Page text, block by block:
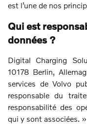
est l’une de nos
Qui est
données ?
Digital Charging
10178 Berlin,
services de Volvo
responsable du
responsabilité des
qui y sont associées. »